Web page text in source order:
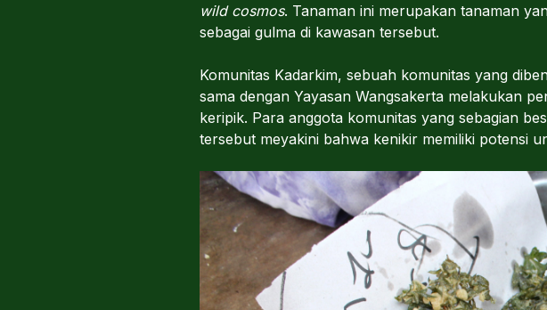
wild cosmos. Tanaman ini merupakan tanaman
sebagai gulma di kawasan tersebut.
Komunitas Kadarkim, sebuah komunitas yang
sama dengan Yayasan Wangsakerta melakukan
keripik. Para anggota komunitas yang sebagian
tersebut meyakini bahwa kenikir memiliki potensi